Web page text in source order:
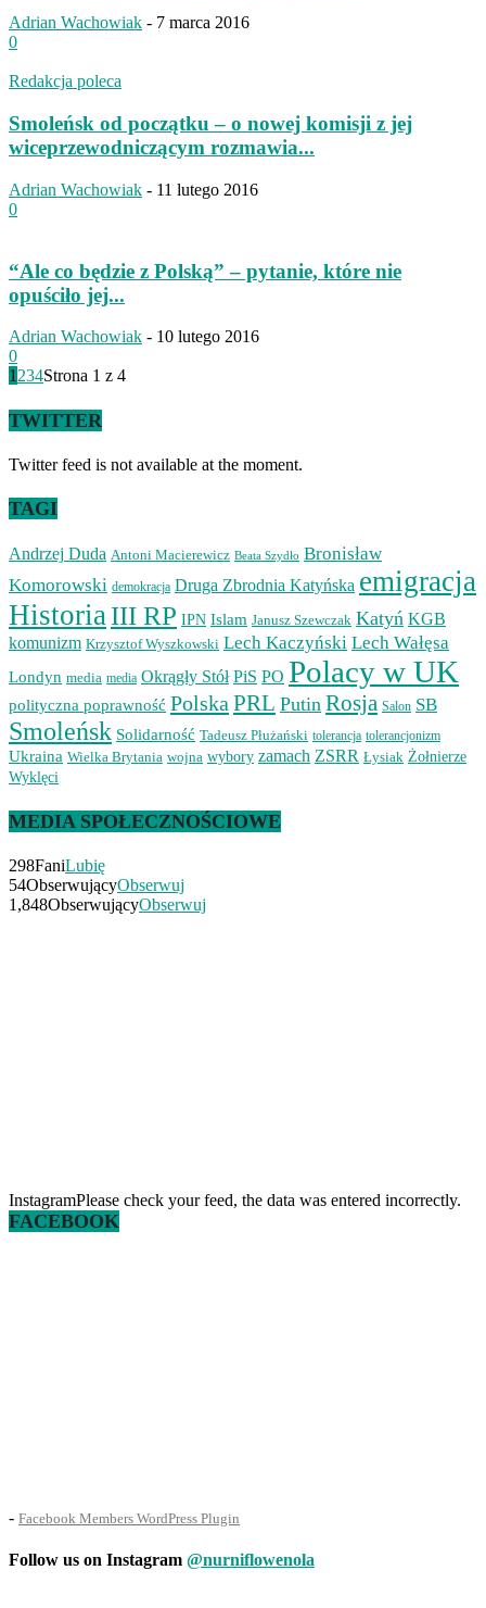
Adrian Wachowiak - 7 marca 2016
0
Redakcja poleca
Smoleńsk od początku – o nowej komisji z jej
wiceprzewodniczącym rozmawia...
Adrian Wachowiak - 11 lutego 2016
0
“Ale co będzie z Polską” – pytanie, które nie
opuściło jej...
Adrian Wachowiak - 10 lutego 2016
0
1 234Strona 1 z 4
TWITTER
Twitter feed is not available at the moment.
TAGI
Andrzej Duda Antoni Macierewicz Beata Szydło Bronisław
Komorowski demokracja Druga Zbrodnia Katyńska emigracja
HistoriaIII RP IPN Islam Janusz Szewczak Katyń KGB
komunizm Krzysztof Wyszkowski Lech Kaczyński Lech Wałęsa
Londyn media media Okrągły Stół PiS PO Polacy w UK
polityczna poprawność Polska PRL Putin Rosja Salon SB
Smoleńsk Solidarność Tadeusz Płużański tolerancja tolerancjonizm
Ukraina Wielka Brytania wojna wybory zamach ZSRR Łysiak Żołnierze
Wyklęci
MEDIA SPOŁECZNOŚCIOWE
298FaniLubię
54ObserwującyObserwuj
1,848ObserwującyObserwuj
InstagramPlease check your feed, the data was entered incorrectly.
FACEBOOK
- Facebook Members WordPress Plugin
Follow us on Instagram @nurniflowenola